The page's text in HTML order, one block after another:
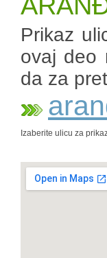
Prikaz
ovaj deo
da za
Izaberite ulicu za